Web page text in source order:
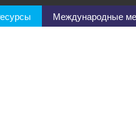
Международные